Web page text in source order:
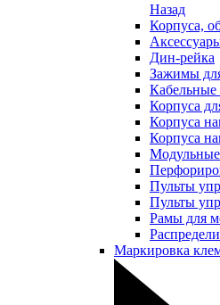
Назад
Корпуса,
Дин-рейка
Зажимы
Корпуса
Корпуса
Корпуса
Модульные
Пульты
Пульты
Рамы для
Маркировка